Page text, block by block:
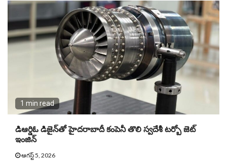
1 min read
డిఆర్డిఓ డిజైన్‌తో హైదరాబాదీ కంపెనీ తొలి స్వదేశీ టర్బో జెట్‌
ఇంజిన్‌
ఆగస్ట్ 5, 2026